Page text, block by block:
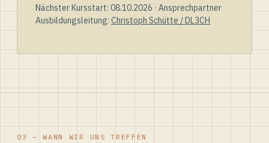
Nächster Kursstart: 08.10.2026 · Ansprechpartner
Ausbildungsleitung: Christoph Schütte / DL3CH
03 — WANN WIR UNS TREFFEN